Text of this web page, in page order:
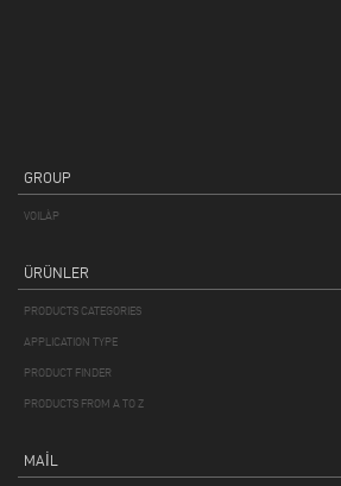
GROUP
VOILÀP
ÜRÜNLER
PRODUCTS CATEGORIES
APPLICATION TYPE
PRODUCT FINDER
PRODUCTS FROM A TO Z
MAIL